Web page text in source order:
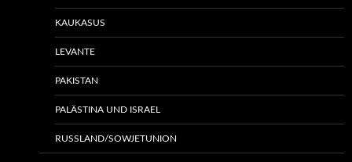
KAUKASUS
LEVANTE
PAKISTAN
PALÄSTINA UND ISRAEL
RUSSLAND/SOWJETUNION